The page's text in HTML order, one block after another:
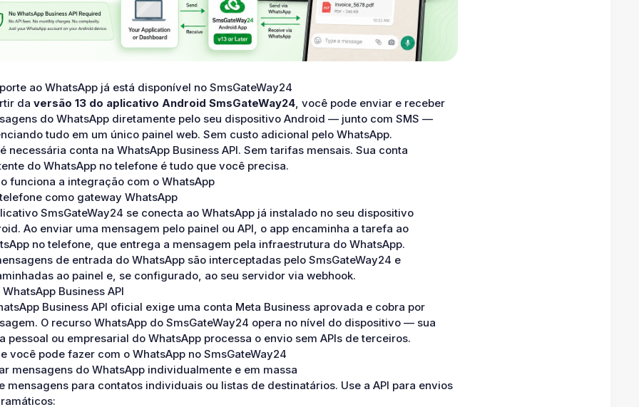
ao WhatsApp já está disponível no SmsGateWay24
da versão 13 do aplicativo Android SmsGateWay24, você pode enviar e receber
do WhatsApp diretamente pelo seu dispositivo Android — junto com SMS —
tudo em um único painel web. Sem custo adicional pelo WhatsApp.
necessária conta na WhatsApp Business API. Sem tarifas mensais. Sua conta
do WhatsApp no telefone é tudo que você precisa.
funciona a integração com o WhatsApp
como gateway WhatsApp
SmsGateWay24 se conecta ao WhatsApp já instalado no seu dispositivo
Ao enviar uma mensagem pelo painel ou API, o app encaminha a tarefa ao
no telefone, que entrega a mensagem pela infraestrutura do WhatsApp.
de entrada do WhatsApp são interceptadas pelo SmsGateWay24 e
ao painel e, se configurado, ao seu servidor via webhook.
Business API
Business API oficial exige uma conta Meta Business aprovada e cobra por
O recurso WhatsApp do SmsGateWay24 opera no nível do dispositivo — sua
pessoal ou empresarial do WhatsApp processa o envio sem APIs de terceiros.
você pode fazer com o WhatsApp no SmsGateWay24
mensagens do WhatsApp individualmente e em massa
mensagens para contatos individuais ou listas de destinatários. Use a API para envios